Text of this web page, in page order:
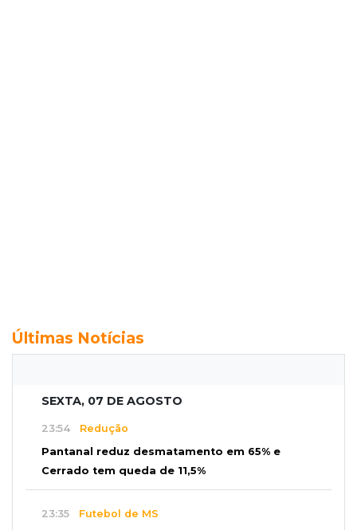
Últimas Notícias
SEXTA, 07 DE AGOSTO
23:54 Redução
Pantanal reduz desmatamento em 65% e
Cerrado tem queda de 11,5%
23:35 Futebol de MS